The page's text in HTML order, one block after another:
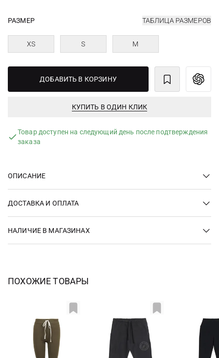
РАЗМЕР ТАБЛИЦА РАЗМЕРОВ
XS S M
ДОБАВИТЬ В КОРЗИНУ
КУПИТЬ В ОДИН КЛИК
Товар доступен на следующий день после подтверждения
заказа
ОПИСАНИЕ
ДОСТАВКА И ОПЛАТА
НАЛИЧИЕ В МАГАЗИНАХ
ПОХОЖИЕ ТОВАРЫ